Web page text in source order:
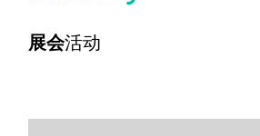
展会活动